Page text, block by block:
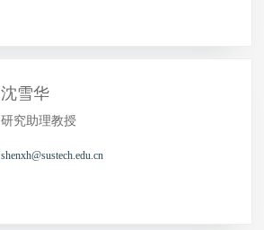
沈雪华
研究助理教授
shenxh@sustech.edu.cn